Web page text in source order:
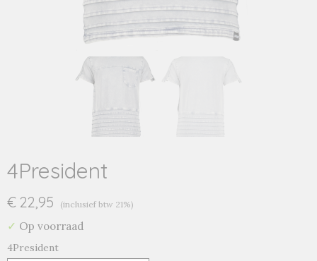
4President
€ 22,95 (inclusief btw 21%)
✓ Op voorraad
4President